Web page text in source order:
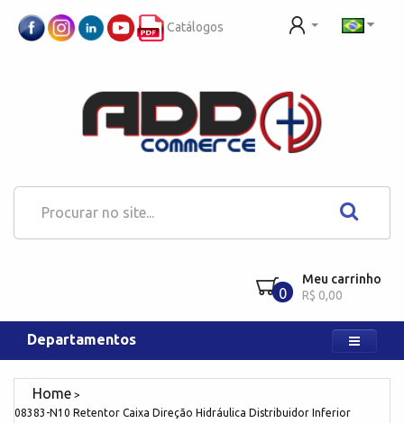
Catálogos
0
Meu carrinho
R$ 0,00
Departamentos
08383-N10 Retentor Caixa Direção Hidráulica Distribuidor Inferior